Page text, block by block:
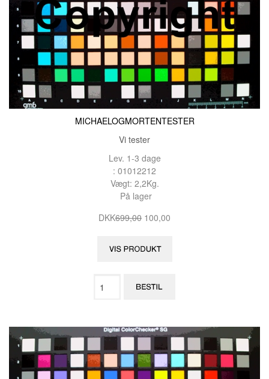
MICHAELOGMORTENTESTER
Vi tester
Lev. 1-3 dage
: 01012212
Vægt: 2,2Kg.
På lager
DKK699,00 100,00